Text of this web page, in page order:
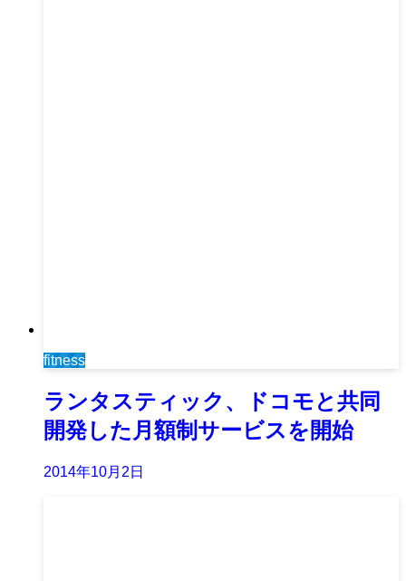
fitness
ランタスティック、ドコモと共同
開発した月額制サービスを開始
2014年10月2日